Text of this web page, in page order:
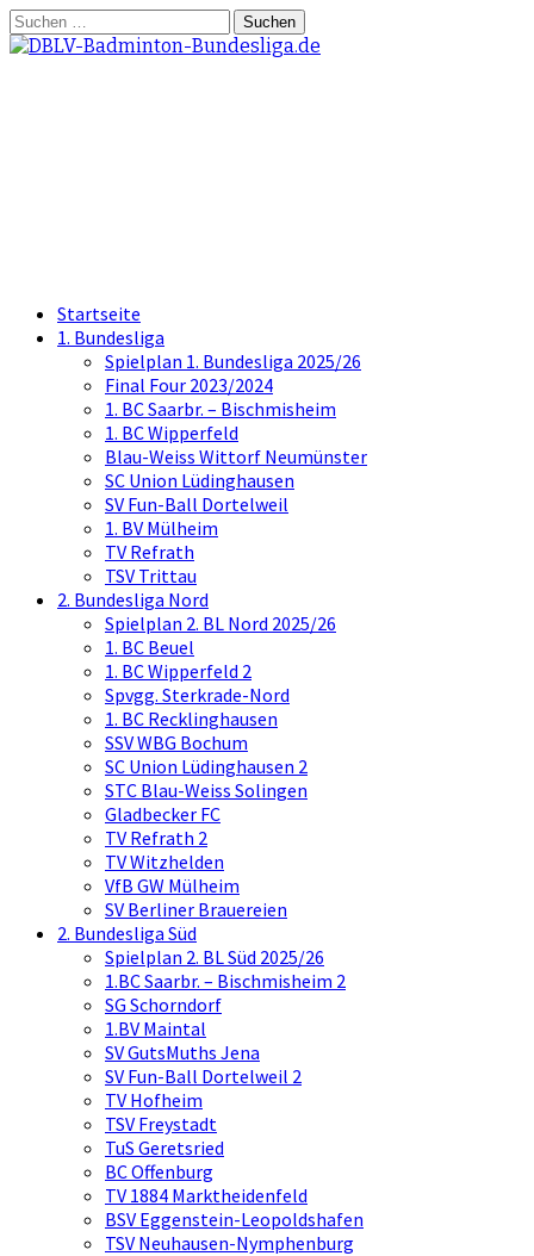
Springe
zum
Suchen
nach:
Startseite
1. Bundesliga
Spielplan 1. Bundesliga 2025/26
Final Four 2023/2024
1. BC Saarbr. – Bischmisheim
1. BC Wipperfeld
Blau-Weiss Wittorf Neumünster
SC Union Lüdinghausen
SV Fun-Ball Dortelweil
1. BV Mülheim
TV Refrath
TSV Trittau
2. Bundesliga Nord
Spielplan 2. BL Nord 2025/26
1. BC Beuel
1. BC Wipperfeld 2
Spvgg. Sterkrade-Nord
1. BC Recklinghausen
SSV WBG Bochum
SC Union Lüdinghausen 2
STC Blau-Weiss Solingen
Gladbecker FC
TV Refrath 2
TV Witzhelden
VfB GW Mülheim
SV Berliner Brauereien
2. Bundesliga Süd
Spielplan 2. BL Süd 2025/26
1.BC Saarbr. – Bischmisheim 2
SG Schorndorf
1.BV Maintal
SV GutsMuths Jena
SV Fun-Ball Dortelweil 2
TV Hofheim
TSV Freystadt
TuS Geretsried
BC Offenburg
TV 1884 Marktheidenfeld
BSV Eggenstein-Leopoldshafen
TSV Neuhausen-Nymphenburg